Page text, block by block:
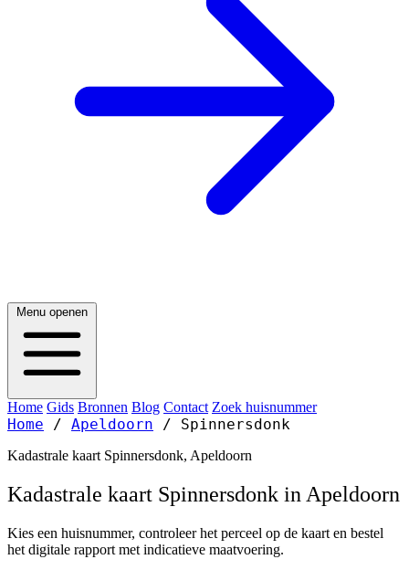
Menu openen
Home Gids Bronnen Blog Contact Zoek huisnummer
Home / Apeldoorn / Spinnersdonk
Kadastrale kaart Spinnersdonk, Apeldoorn
Kadastrale kaart Spinnersdonk in Apeldoorn
Kies een huisnummer, controleer het perceel op de kaart en bestel
het digitale rapport met indicatieve maatvoering.